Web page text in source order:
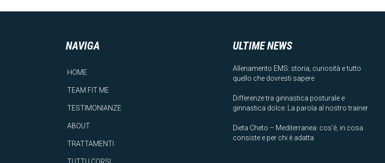
NAVIGA
HOME
TEAM FIT ME
TESTIMONIANZE
ABOUT
TRATTAMENTI
ULTIME NEWS
Allenamento EMS: storia, curiosità e tutto
quello che dovresti sapere
Differenze tra ginnastica posturale e
ginnastica dolce. La parola al nostro trainer
Dieta Cheto – Mediterranea: cos’è, in cosa
consiste e per chi è adatta